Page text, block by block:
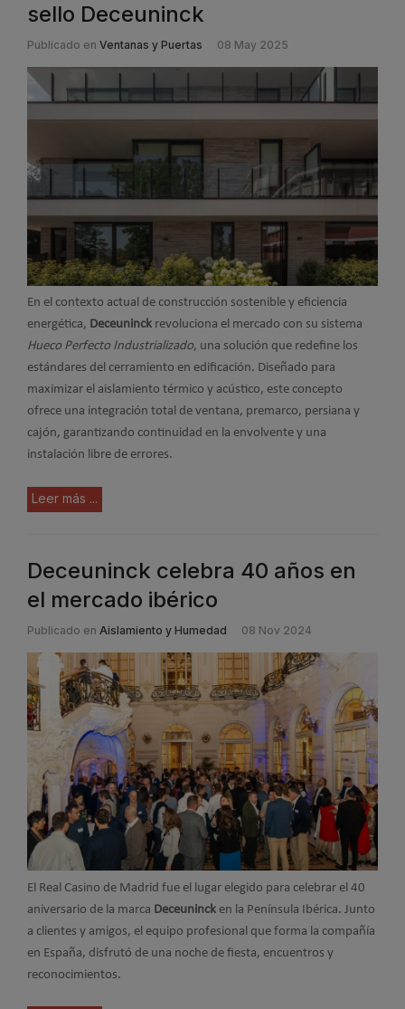
sello Deceuninck
Publicado en Ventanas y Puertas 08 May 2025
En el contexto actual de construcción sostenible y eficiencia
energética, Deceuninck revoluciona el mercado con su sistema
Hueco Perfecto Industrializado, una solución que redefine los
estándares del cerramiento en edificación. Diseñado para
maximizar el aislamiento térmico y acústico, este concepto
ofrece una integración total de ventana, premarco, persiana y
cajón, garantizando continuidad en la envolvente y una
instalación libre de errores.
Leer más ...
Deceuninck celebra 40 años en
el mercado ibérico
Publicado en Aislamiento y Humedad 08 Nov 2024
El Real Casino de Madrid fue el lugar elegido para celebrar el 40
aniversario de la marca Deceuninck en la Península Ibérica. Junto
a clientes y amigos, el equipo profesional que forma la compañía
en España, disfrutó de una noche de fiesta, encuentros y
reconocimientos.